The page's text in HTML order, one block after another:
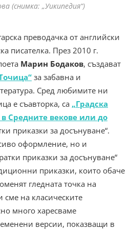
(снимка: „Уикипедия“)
преводачка от английски
писателка. През 2010 г.
Марин Бодаков, създават
за забавна и
Сред любимите ни
е съавторка, са „Градска
Средните векове или до
приказки за досънуване“.
оформление, но и
приказки за досънуване“
приказки, които обаче
гледната точка на
на класическите
много харесваме
версии, показващи в